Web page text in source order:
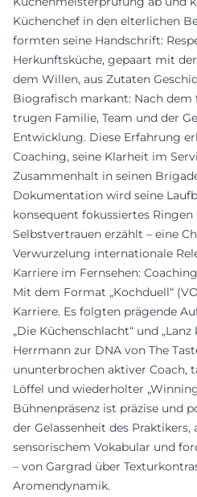
Küchenchef in den elterlichen
formten seine Handschrift:
Herkunftsküche, gepaart mit
dem Willen, aus Zutaten
Biografisch markant: Nach
trugen Familie, Team und der
Entwicklung. Diese Erfahrung
Coaching, seine Klarheit im
Zusammenhalt in seinen
Dokumentation wird seine
konsequent fokussiertes
Selbstvertrauen erzählt – eine
Verwurzelung internationale
Karriere im Fernsehen:
Mit dem Format „Kochduell“
Karriere. Es folgten prägende
„Die Küchenschlacht“ und
Herrmann zur DNA von The
ununterbrochen aktiver Coach,
Löffel und wiederholter
Bühnenpräsenz ist präzise und
der Gelassenheit des
sensorischem Vokabular und
– von Gargrad über
Aromendynamik.